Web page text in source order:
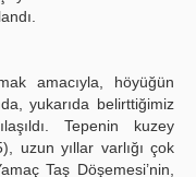
amacıyla, höyüğün
yukarıda belirttiğimiz
Tepenin kuzey
uzun yıllar varlığı çok
Taş Döşemesi’nin,